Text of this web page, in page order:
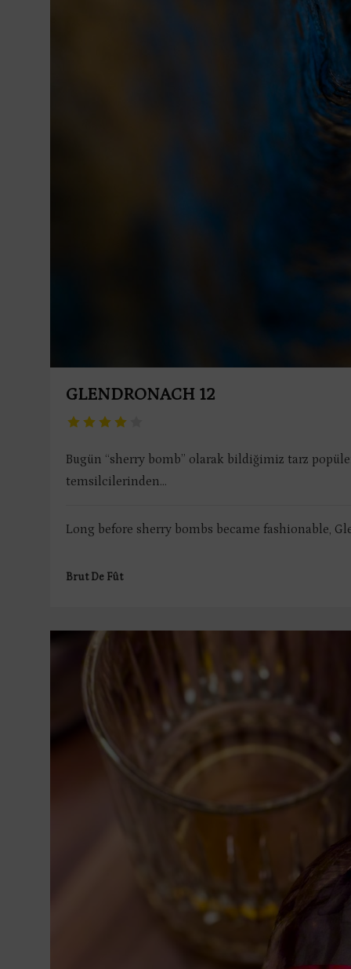
GLENDRONACH 12
Bugün “sherry bomb” olarak bildiğimiz tarz
temsilcilerinden...
Long before sherry bombs became fashionable,
Brut De Fût